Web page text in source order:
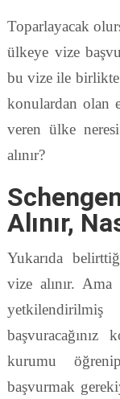
Toparlayacak
ülkeye vize
bu vize ile
konulardan olan
veren ülke
alınır?
Alınır,
Yukarıda
vize alınır.
başvuracağınız
kurumu
başvurmak